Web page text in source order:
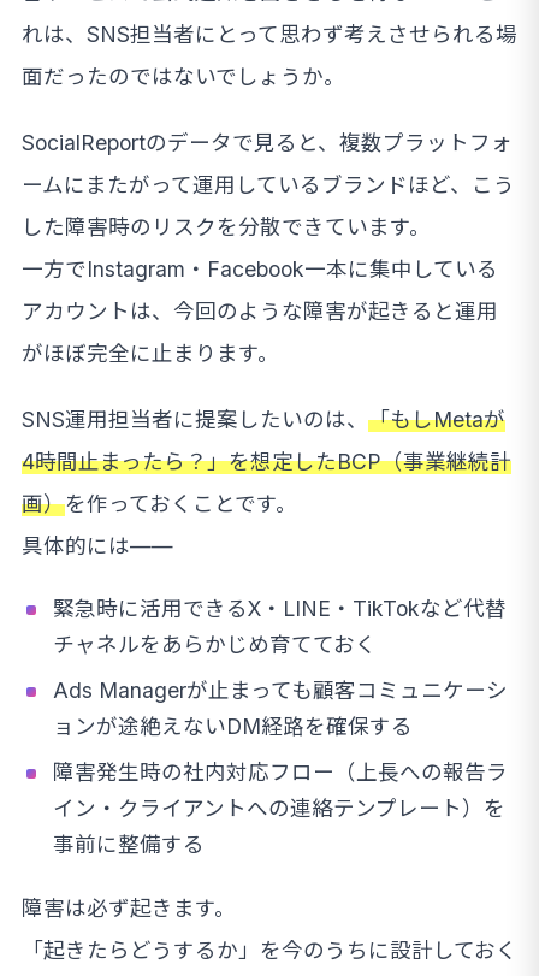
れは、SNS担当者にとって思わず考えさせられる場
面だったのではないでしょうか。
SocialReportのデータで見ると、複数プラットフォ
ームにまたがって運用しているブランドほど、こう
した障害時のリスクを分散できています。
一方でInstagram・Facebook一本に集中している
アカウントは、今回のような障害が起きると運用
がほぼ完全に止まります。
SNS運用担当者に提案したいのは、 「もしMetaが
4時間止まったら？」を想定したBCP（事業継続計
画）を作っておくことです。
具体的には——
緊急時に活用できるX・LINE・TikTokなど代替
チャネルをあらかじめ育てておく
Ads Managerが止まっても顧客コミュニケーシ
ョンが途絶えないDM経路を確保する
障害発生時の社内対応フロー（上長への報告ラ
イン・クライアントへの連絡テンプレート）を
事前に整備する
障害は必ず起きます。
「起きたらどうするか」を今のうちに設計しておく